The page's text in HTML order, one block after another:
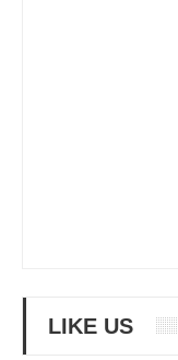
LIKE US